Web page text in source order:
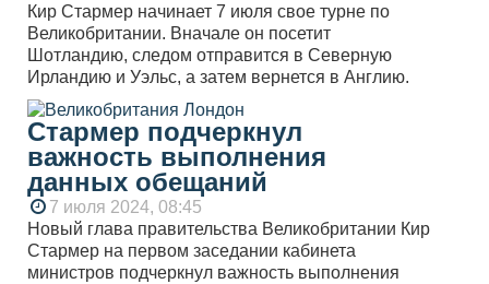
Кир Стармер начинает 7 июля свое турне по
Великобритании. Вначале он посетит
Шотландию, следом отправится в Северную
Ирландию и Уэльс, а затем вернется в Англию.
Стармер подчеркнул
важность выполнения
данных обещаний
7 июля 2024, 08:45
Новый глава правительства Великобритании Кир
Стармер на первом заседании кабинета
министров подчеркнул важность выполнения